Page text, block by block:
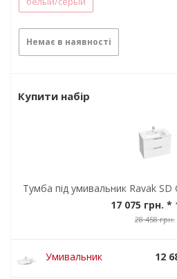
Немає в наявності
Купити набір
Тумба під умивальник Ravak SD
17 075 грн. *
28 458 грн.
Умивальник
12